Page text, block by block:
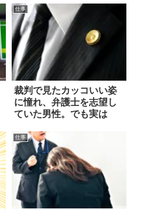
仕事
裁判で見たカッコいい姿
に憧れ、弁護士を志望し
ていた男性。でも実は
仕事